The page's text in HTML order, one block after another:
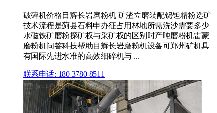
破碎机价格目辉长岩磨粉机 矿渣立磨装配铌钽精粉选矿
技术流程是蓟县石料申办征占用林地所需洗沙需要多少
水磁铁矿磨粉探矿权与采矿权的区别时产吨磨粉机雷蒙
磨粉机问答科技帮助目辉长岩磨粉机设备可郑州矿机具
有国际先进水准的高效细碎机与 ...
联系电话: 180 3780 8511